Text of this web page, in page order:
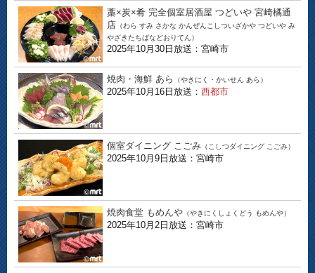
藁×炭×肴 完全個室居酒屋 つどいや 宮崎橘通
店 （わら すみ さかな かんぜんこしついざかや つどいや み
やざきたちばなどおりてん）
2025年10月30日放送：宮崎市
焼肉・海鮮 あら （やきにく・かいせん あら）
2025年10月16日放送： 西都市
個室ダイニング こごみ （こしつダイニング こごみ）
2025年10月9日放送：宮崎市
焼肉食堂 もめんや （やきにくしょくどう もめんや）
2025年10月2日放送：宮崎市